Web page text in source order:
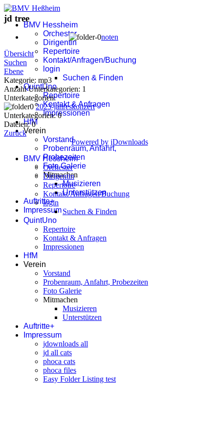
BMV Hessheim
Orchester
Dirigentin
Repertoire
Kontakt/Anfragen/Buchung
login
Suchen & Finden
QuintUno
Repertoire
Kontakt & Anfragen
Impressionen
HfM
Verein
Vorstand
Probenraum, Anfahrt,
Probezeiten
Foto Galerie
Mitmachen
Musizieren
Unterstützen
Auftritte+
Impressum
jd tree
noten
Übersicht
Suchen
Ebene
Kategorie: mp3
Anzahl Unterkategorien: 1
Unterkategorien:
2023-jahreskonzert
Unterkategorien: 0
Dateien: 0
Zurück
Powered by jDownloads
BMV Hessheim
Orchester
Dirigentin
Repertoire
Kontakt/Anfragen/Buchung
login
Suchen & Finden
QuintUno
Repertoire
Kontakt & Anfragen
Impressionen
HfM
Verein
Vorstand
Probenraum, Anfahrt, Probezeiten
Foto Galerie
Mitmachen
Musizieren
Unterstützen
Auftritte+
Impressum
jdownloads all
jd all cats
phoca cats
phoca files
Easy Folder Listing test